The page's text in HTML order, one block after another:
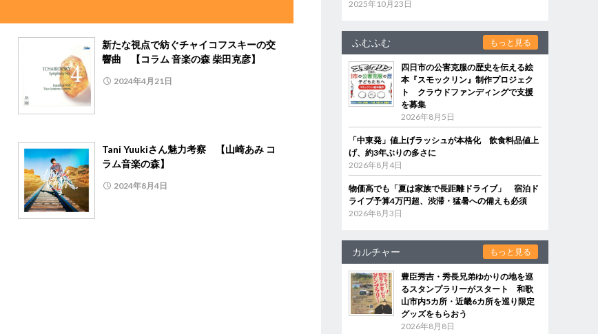
新たな視点で紡ぐチャイコフスキーの交
響曲 【コラム 音楽の森 柴田克彦】
2024年4月21日
Tani Yuukiさん魅力考察 【山崎あみ コ
ラム音楽の森】
2024年8月4日
2025年10月23日
ふむふむ もっと見る
四日市の公害克服の歴史を伝える絵
本『スモックリン』制作プロジェク
ト クラウドファンディングで支援
を募集
2026年8月5日
「中東発」値上げラッシュが本格化 飲食料品値上
げ、約3年ぶりの多さに
2026年8月4日
物価高でも「夏は家族で長距離ドライブ」 宿泊ド
ライブ予算4万円超、渋滞・猛暑への備えも必須
2026年8月3日
カルチャー もっと見る
豊臣秀吉・秀長兄弟ゆかりの地を巡
るスタンプラリーがスタート 和歌
山市内5カ所・近畿6カ所を巡り限定
グッズをもらおう
2026年8月8日